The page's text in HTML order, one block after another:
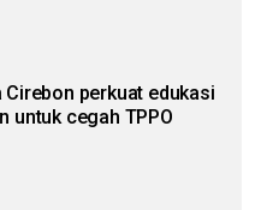
Cirebon perkuat edukasi
untuk cegah TPPO